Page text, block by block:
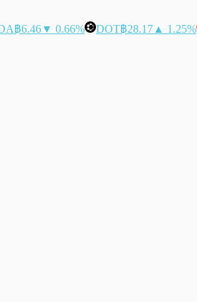
฿6.46▼ 0.66% DOT฿28.17 ▲ 1.25%